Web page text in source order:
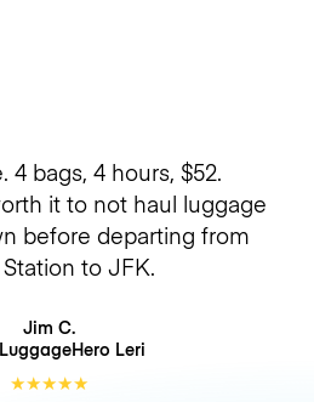
4 bags, 4 hours, $52.
it to not haul luggage
before departing from
to JFK.
Jim C.
Leri
★★★★★